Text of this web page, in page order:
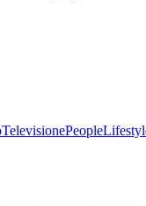
TelevisionePeople